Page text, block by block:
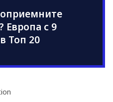
Европа с 9
Топ 20